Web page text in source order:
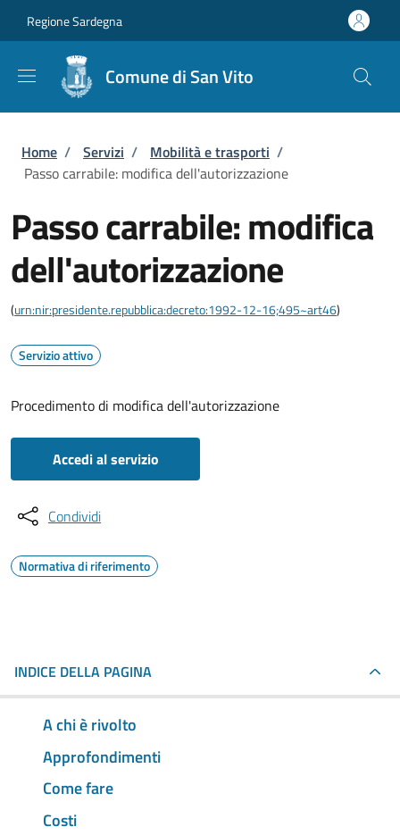
Regione Sardegna
Comune di San Vito
Briciole di pane
Home / Servizi / Mobilità e trasporti /
Passo carrabile: modifica dell'autorizzazione
Passo carrabile: modifica
dell'autorizzazione
(urn:nir:presidente.repubblica:decreto:1992-12-16;495~art46)
Servizio attivo
Procedimento di modifica dell'autorizzazione
Accedi al servizio
Condividi
Normativa di riferimento
INDICE DELLA PAGINA
A chi è rivolto
Approfondimenti
Come fare
Costi